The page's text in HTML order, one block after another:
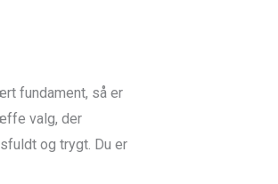
fundament, så er
valg, der
og trygt. Du er